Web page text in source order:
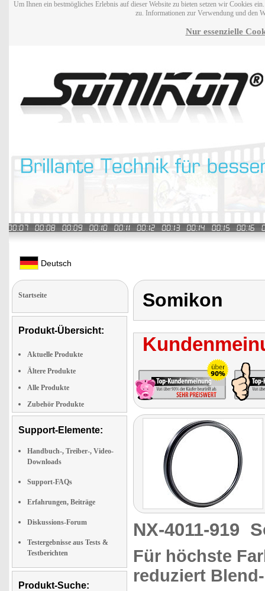
Um Ihnen ein bestmögliches Erlebnis auf dieser Website zu bieten setzen wir Cookies
zu. Informationen zur Verwendung und den
Nur essenzielle
Deutsch
Startseite
Produkt-Übersicht:
Aktuelle Produkte
Ältere Produkte
Alle Produkte
Zubehör Produkte
Support-Elemente:
Handbuch-, Treiber-, Video-
Downloads
Support-FAQs
Erfahrungen, Beiträge
Diskussions-Forum
Testergebnisse aus Tests &
Testberichten
Produkt-Suche:
Somikon
NX-4011-919
Für höchste
reduziert